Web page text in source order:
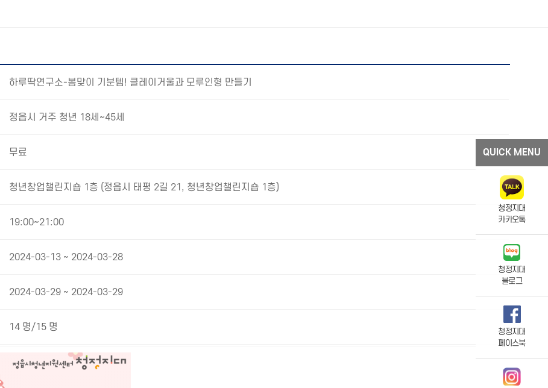
하루딱연구소-봄맞이 기분템! 클레이거울과 모루인형 만들기
정읍시 거주 청년 18세~45세
무료
청년창업챌린지숍 1층 (정읍시 태평 2길 21, 청년창업챌린지숍 1층)
19:00~21:00
2024-03-13 ~ 2024-03-28
2024-03-29 ~ 2024-03-29
14 명/15 명
QUICK MENU
청정지대
카카오톡
청정지대
블로그
청정지대
페이스북